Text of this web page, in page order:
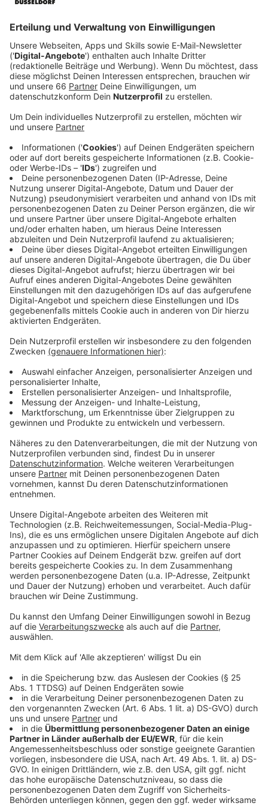
doch mitten in einer schwierigen Sinneskrise. Um
ungewöhnliche Methode zurück und gründen
kurzerhand das erste männliche
Snychronschwimmteam der örtlichen Badeanstalt.
Von nun an sind die Männer mit Badekappe und
der internationalen Konkurrenz im Wasserballett
von den zwei Trainerinnen Delphine (Virginie Efira)
und Amanda (Leïla Bekhti), die ebenfalls mit ihren
Lebensumständen zu kämpfen haben. Trotzdem
sie dem Spott und der Skepsis ihrer Mitmenschen
ausgesetzt sind, wagen die Synchronschwimmer
den Sprung in ein Abenteuer, bei dem sie nicht nur
ihre Krisen überwinden, sondern auch über sich
hinauswachsen.
Veröffentlicht:Dienstag, 25.06.2019 14:51
Anzeige
Wir benötigen Ihre
Zustimmung, um den YouTube
Video-Service zu laden!
Wir verwenden einen Service eines
Drittanbieters, um Videoinhalte
einzubetten. Dieser Service kann
Daten zu Ihren Aktivitäten
sammeln. Bitte lesen Sie die
Nutzung des Service zu, um dieses
Video anzusehen.
Mehr Informationen
Akzeptieren
Management Platform
Männer in der Sinnkrise - doch gemeinsam
"schwimmen" sie da raus!
Anzeige
Die internationale Karriere im Wasserballett.
Anzeige
Anzeige